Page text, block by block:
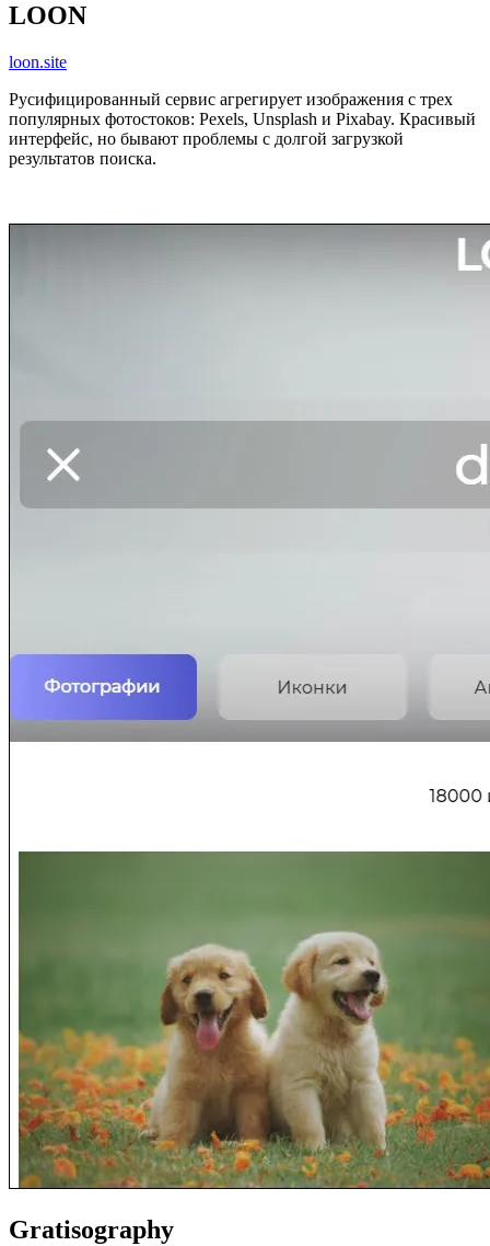
LOON
loon.site
Русифицированный сервис агрегирует изображения с трех
популярных фотостоков: Pexels, Unsplash и Pixabay. Красивый
интерфейс, но бывают проблемы с долгой загрузкой
результатов поиска.
Gratisography